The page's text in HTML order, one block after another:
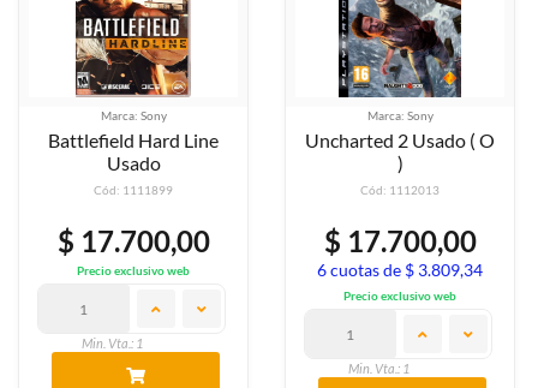
Marca: Sony
Battlefield Hard Line
Usado
Cód: 1111899
$ 17.700,00
Precio exclusivo web
Min. Vta.: 1
Marca: Sony
Uncharted 2 Usado ( O
)
Cód: 1112013
$ 17.700,00
6 cuotas de $ 3.809,34
Precio exclusivo web
Min. Vta.: 1